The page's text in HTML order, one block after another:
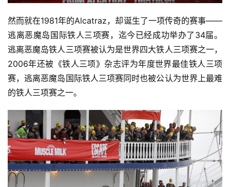
然而就在1981年的Alcatraz，却诞生了一项传奇的赛事——
逃离恶魔岛国际铁人三项赛，迄今已经成功举办了34届。
逃离恶魔岛铁人三项赛被认为是世界四大铁人三项赛之一，
2006年还被《铁人三项》杂志评为年度世界最佳铁人三项
赛，逃离恶魔岛国际铁人三项赛同时也被公认为世界上最难
的铁人三项赛之一。